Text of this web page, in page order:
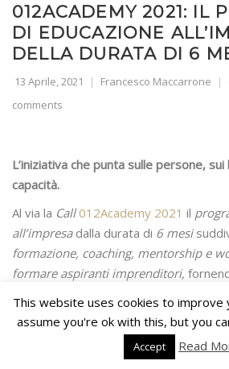
012ACADEMY 2021: IL
DI EDUCAZIONE
DELLA DURATA DI 6
13 Aprile, 2021 Francesco Maccarrone
comments
L’iniziativa che punta sulle persone,
capacità.
Al via la Call 012Academy 2021 il
all’impresa dalla durata di 6 mesi
formazione, coaching, mentorship e
formare aspiranti imprenditori,
012Academyprevedrà:
This website uses cookies to improve
assume you're ok with this, but you
Accept Read